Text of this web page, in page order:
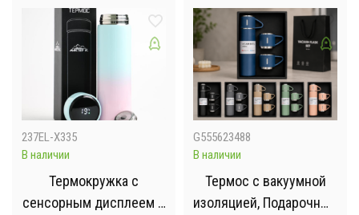
237EL-X335
В наличии
Термокружка с
сенсорным дисплеем в
G555623488
В наличии
Термос с вакуумной
изоляцией, Подарочный